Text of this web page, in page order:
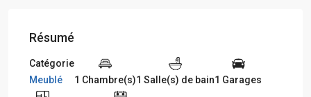
Résumé
Catégorie
Meublé
1 Chambre(s)1 Salle(s) de bain1 Garages